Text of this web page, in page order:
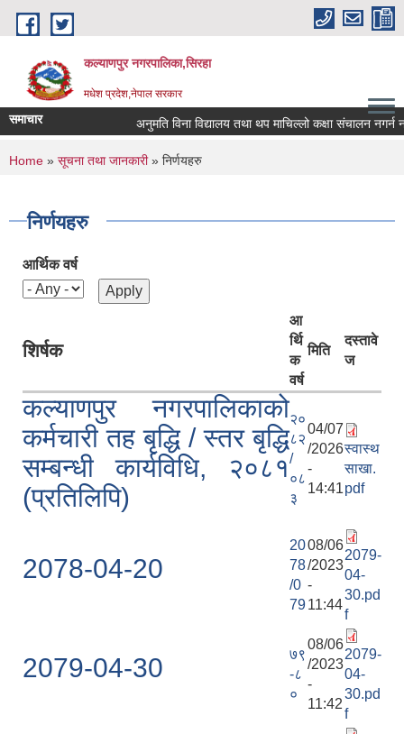
Skip to main content
कल्याणपुर नगरपालिका,सिरहा
मधेश प्रदेश,नेपाल सरकार
समाचार अनुमति विना विद्यालय तथा थप माचिल्लो कक्षा संचालन नगर्न
You are here
Home » सूचना तथा जानकारी» निर्णयहरु
निर्णयहरु
आर्थिक वर्ष
शिर्षक
आ
र्थि
क
वर्ष
मिति
दस्तावे
ज
कल्याणपुर नगरपालिकाको
कर्मचारी तह बृद्धि / स्तर बृद्धि
सम्बन्धी कार्यविधि, २०८१
(प्रतिलिपि)
२०
८२
/
०८
३
04/07
/2026
-
14:41
स्वास्थ
साखा.
pdf
2078-04-20
20
78
/0
79
08/06
/2023
-
11:44
2079-
04-
30.pd
f
2079-04-30
७९
-८
०
08/06
/2023
-
11:42
2079-
04-
30.pd
f